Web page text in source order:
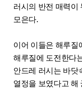
러시의 반전 매력이
모은다.
이어 이들은 해루질
해루질에 도전한다
안드레 러시는 바닷
열정을 보였다고 해